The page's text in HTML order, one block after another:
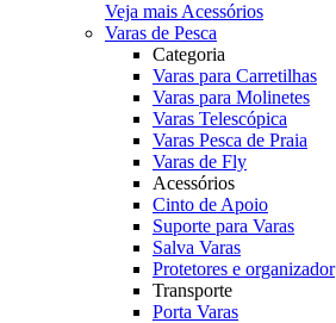
Veja mais Acessórios
Varas de Pesca
Categoria
Varas para Carretilhas
Varas para Molinetes
Varas Telescópica
Varas Pesca de Praia
Varas de Fly
Acessórios
Cinto de Apoio
Suporte para Varas
Salva Varas
Protetores e organizador
Transporte
Porta Varas